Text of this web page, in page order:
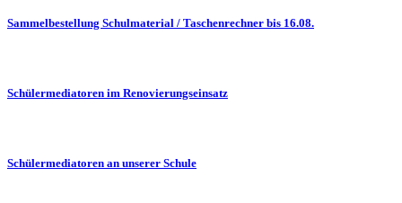
Sammelbestellung Schulmaterial / Taschenrechner bis 16.08.
Schülermediatoren im Renovierungseinsatz
Schülermediatoren an unserer Schule